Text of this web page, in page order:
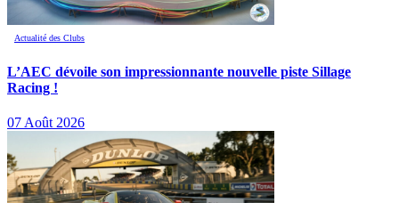
Actualité des Clubs
L’AEC dévoile son impressionnante nouvelle piste Sillage
Racing !
07 Août 2026